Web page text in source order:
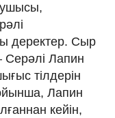
деректер. Сыр
Серәлі Лапин
тілдерін
Лапин
кейін,